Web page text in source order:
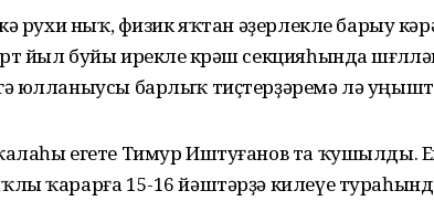
рухи ныҡ, физик яҡтан әҙерлекле барыу
йыл буйы ирекле көрәш секцияһында
юлланыусы барлыҡ тиҫтерҙәремә лә
егете Тимур Иштуғанов та ҡушылды.
ҡарарға 15-16 йәштәрҙә килеүе